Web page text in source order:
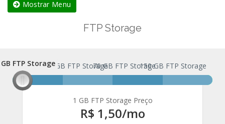
Mostrar Menu
FTP Storage
FTP Storage
GB FTP Storage30 GB FTP Storage70 GB FTP Storage150 GB FTP Storage
1 GB FTP Storage Preço
R$ 1,50/mo